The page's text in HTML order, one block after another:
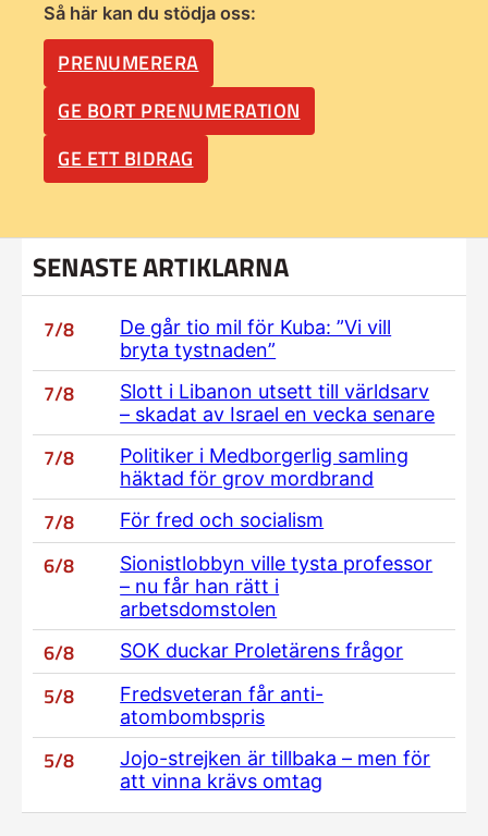
Så här kan du stödja oss:
PRENUMERERA
GE BORT PRENUMERATION
GE ETT BIDRAG
SENASTE ARTIKLARNA
7/8
De går tio mil för Kuba: ”Vi vill
bryta tystnaden”
7/8
Slott i Libanon utsett till världsarv
– skadat av Israel en vecka senare
7/8
Politiker i Medborgerlig samling
häktad för grov mordbrand
7/8 För fred och socialism
6/8
Sionistlobbyn ville tysta professor
– nu får han rätt i
arbetsdomstolen
6/8 SOK duckar Proletärens frågor
5/8
Fredsveteran får anti-
atombombspris
5/8
Jojo-strejken är tillbaka – men för
att vinna krävs omtag